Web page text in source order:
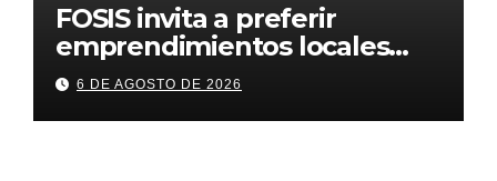
FOSIS invita a preferir
emprendimientos locales
para regalar en el Día de la
Niñez
6 DE AGOSTO DE 2026